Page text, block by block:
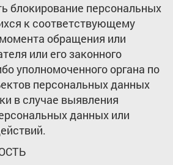
блокирование персональных
к соответствующему
обращения или
или его законного
уполномоченного органа по
персональных данных
в случае выявления
данных или